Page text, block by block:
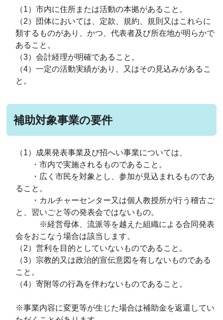
（1）市内に住所または活動の本拠があること。
（2）団体においては、定款、規約、規則又はこれらに
類するものがあり、かつ、代表者及び所在地が明らかで
あること。
（3）会計経理が明確であること。
（4）一定の活動実績があり、又はその見込みがあるこ
と。
補助対象事業の要件
（1）成果発表事業及び招へい事業については、
・市内で実施されるものであること。
・広く市民を対象とし、参加が見込まれるものであ
ること。
・カルチャーセンター又は個人教授所が行う稽古ご
と、習いごと等の発表会ではないもの。
※経営母体、流派等を越えた組織による合同発表
会をおこなう場合は該当します。
（2）営利を目的としていないものであること。
（3）宗教的又は政治的宣伝意図を有しないものである
こと。
（4）寄附等の行為を伴わないものであること。
※事業内容に変更等が生じた場合は補助金を返還してい